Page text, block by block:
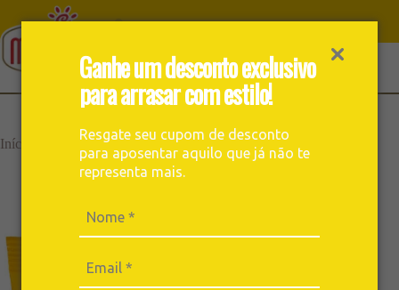
Ganhe um desconto exclusivo
para arrasar com estilo!
Resgate seu cupom de desconto
para aposentar aquilo que já não te
representa mais.
Início Cafés ›
Cafés
Tradicionais
›
Forte 40g – Porção
Ideal para 1 Litro |
Caixa com 30un doses